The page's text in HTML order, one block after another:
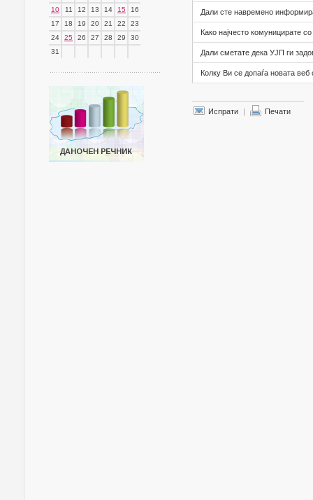
10
11 12 13 14 15
16
17
18 19 20 21 22
23
24
25 26 27 28 29
30
31
Дали сте навремено
Како најчесто комуницирате
Дали сметате дека УЈП ги
Колку Ви се допаѓа новата
Испрати | Печати